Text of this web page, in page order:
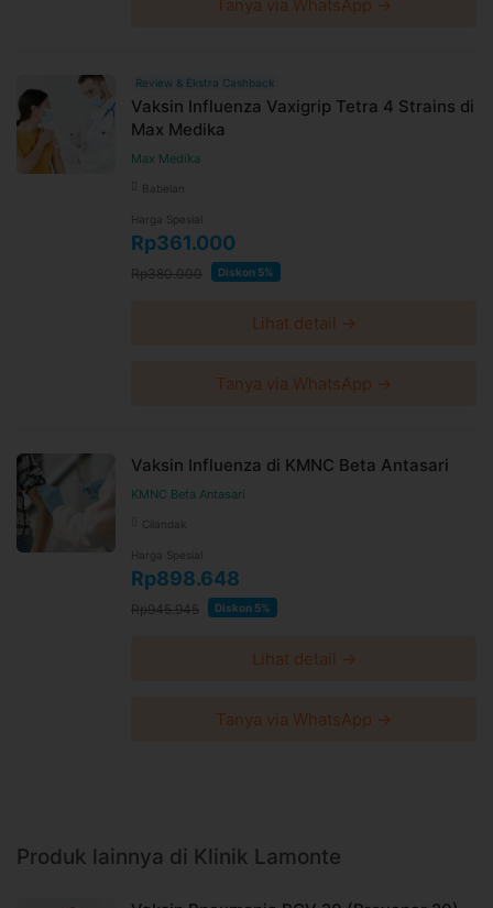
Tanya via WhatsApp →
Review & Ekstra Cashback
Vaksin Influenza Vaxigrip Tetra 4 Strains di
Max Medika
Max Medika
Babelan
Harga Spesial
Rp361.000
Rp380.000 Diskon 5%
Lihat detail →
Tanya via WhatsApp →
Vaksin Influenza di KMNC Beta Antasari
KMNC Beta Antasari
Cilandak
Harga Spesial
Rp898.648
Rp945.945 Diskon 5%
Lihat detail →
Tanya via WhatsApp →
Produk lainnya di Klinik Lamonte